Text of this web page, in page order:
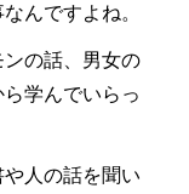
んですよね。
の話、男女の
学んでいらっ
人の話を聞い